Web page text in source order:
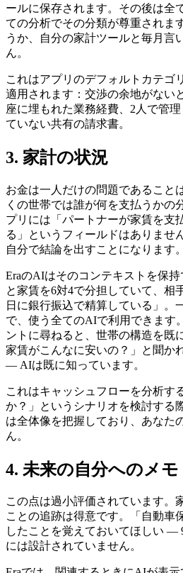
ールに保存されます。その後は全
ての分析でその分類が尊重されま
うか、自分の家計ツールと毎月言
ん。
これはアプリのデフォルトカテゴ
適用されます：交渉の余地がない
座に埋もれた業務経費、2人で管
ていない共有の請求書。
3. 家計の状況
お金は一人だけの問題であること
くの世帯では誰が何を支払うかの
プリには「パートナーが家賃を支
る」というフィールドはありませ
自分で結論を出すことになります。
EraのAIはそのコンテキストを保
と家賃を6対4で分担していて、相
日に銀行振込で精算している」。
で、使う全てのAIで利用できます
ントに尋ねると、世帯の構造を既
家賃がこんなに安いの？」と聞か
— AIは既に知っています。
これはキャッシュフローを分析す
か？」というシナリオを検討する
は全体像を把握しており、あなた
ん。
4. 未来の自分へのメモ
この点は過小評価されています。
ことの追跡は得意です。「自動車
したことを覚えておいてほしい —
には設計されていません。